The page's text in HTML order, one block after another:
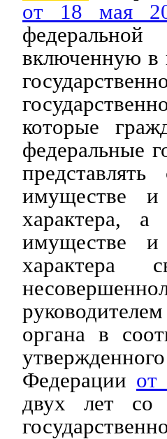
от 18 мая
включенную в
которые
федеральные
имуществе и
характера,
имуществе и
характера
органа в
Федерации
двух лет со